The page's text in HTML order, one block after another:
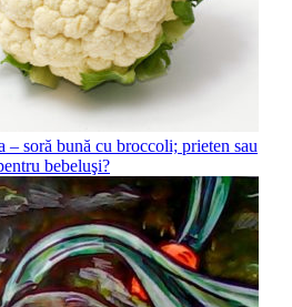
– soră bună cu broccoli; prieten sau
bebeluşi?